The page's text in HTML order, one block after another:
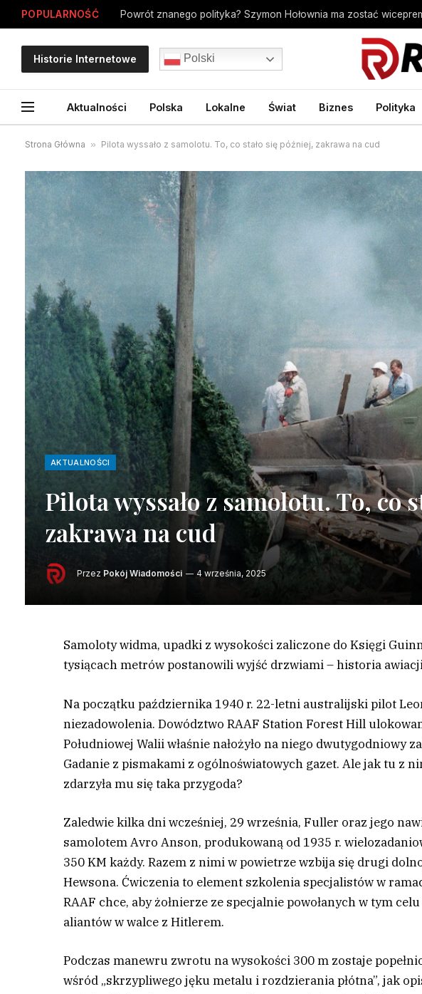
POPULARNOŚĆ
Historie Internetowe Polski
Aktualności Polska Lokalne Świat Biznes Polityka
Strona Główna » Pilota wyssało z samolotu. To, co stało się później, zakrawa na cud
AKTUALNOŚCI
Pilota wyssało z samolotu. To, co
zakrawa na cud
Przez Pokój Wiadomości 4 września, 2025
Samoloty widma, upadki z wysokości zaliczone do Księgi
tysiącach metrów postanowili wyjść drzwiami – historia
Na początku października 1940 r. 22-letni australijski pilot
niezadowolenia. Dowództwo RAAF Station Forest Hill
Południowej Walii właśnie nałożyło na niego dwutygodniowy
Gadanie z pismakami z ogólnoświatowych gazet. Ale jak tu z
zdarzyła mu się taka przygoda?
Zaledwie kilka dni wcześniej, 29 września, Fuller oraz jego
samolotem Avro Anson, produkowaną od 1935 r.
350 KM każdy. Razem z nimi w powietrze wzbija się drugi
Hewsona. Ćwiczenia to element szkolenia specjalistów w
RAAF chce, aby żołnierze ze specjalnie powołanych w tym
aliantów w walce z Hitlerem.
Podczas manewru zwrotu na wysokości 300 m zostaje
wśród „skrzypliwego jęku metalu i rozdzierania płótna”, jak